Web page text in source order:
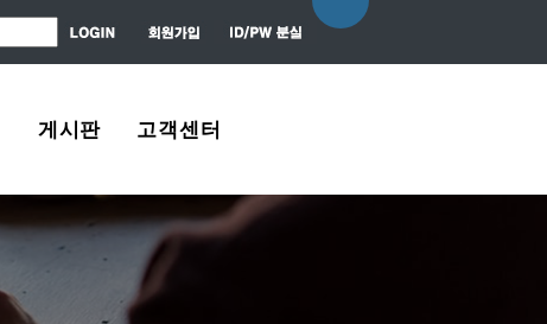
게시판
자유게시판
질문 / 대답
고객센터
About Us